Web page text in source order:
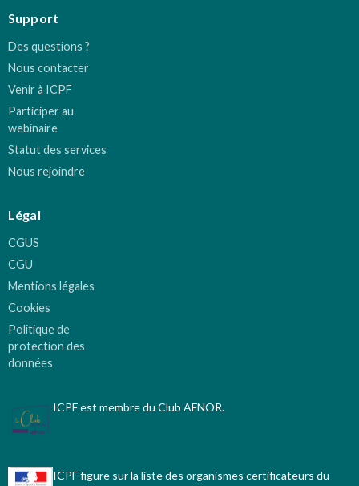
Support
Des questions ?
Nous contacter
Venir à ICPF
Participer au
webinaire
Statut des services
Nous rejoindre
Légal
CGUS
CGU
Mentions légales
Cookies
Politique de
protection des
données
ICPF est membre du Club AFNOR.
ICPF figure sur la liste des organismes certificateurs du